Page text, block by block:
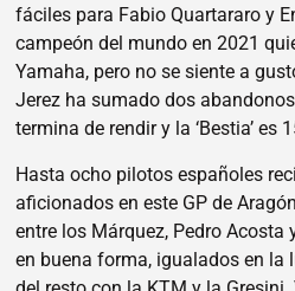
fáciles para Fabio Quartararo y
campeón del mundo en 2021
Yamaha, pero no se siente a
Jerez ha sumado dos
termina de rendir y la ‘Bestia’ es
Hasta ocho pilotos españoles
aficionados en este GP de
entre los Márquez, Pedro Acosta
en buena forma, igualados en la